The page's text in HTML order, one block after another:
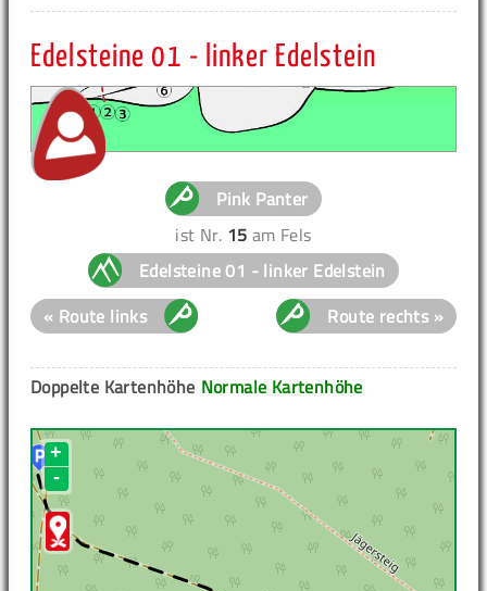
Edelsteine 01 - linker Edelstein
Pink Panter
ist Nr. 15 am Fels
Edelsteine 01 - linker Edelstein
« Route links
Route rechts »
Normale Kartenhöhe
Doppelte Kartenhöhe
+
-